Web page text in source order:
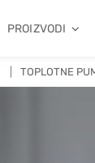
PROIZVODI
TOPLOTNE